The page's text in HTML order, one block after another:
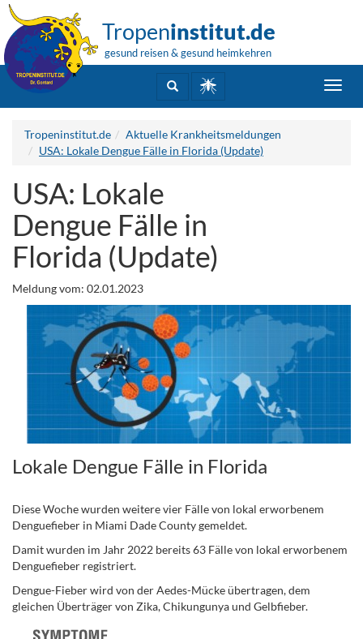
Tropeninstitut.de
gesund reisen & gesund heimkehren
Tropeninstitut.de
Aktuelle Krankheitsmeldungen
USA: Lokale Dengue Fälle in Florida (Update)
USA: Lokale
Dengue Fälle in
Florida (Update)
Meldung vom: 02.01.2023
Lokale Dengue Fälle in Florida
Diese Woche wurden weitere vier Fälle von lokal erworbenem
Denguefieber in Miami Dade County gemeldet.
Damit wurden im Jahr 2022 bereits 63 Fälle von lokal erworbenem
Denguefieber registriert.
Dengue-Fieber wird von der Aedes-Mücke übertragen, dem
gleichen Überträger von Zika, Chikungunya und Gelbfieber.